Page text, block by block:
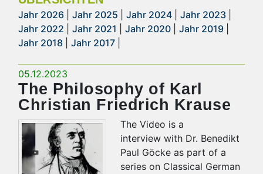
Jahr 2026 Jahr 2025 Jahr 2024 Jahr 2023
Jahr 2022
Jahr 2021 Jahr 2020 Jahr 2019
Jahr 2018
Jahr 2017
05.12.2023
The Philosophy of Karl
Christian Friedrich Krause
The Video is a
interview with Dr. Benedikt
Paul Göcke as part of a
series on Classical German